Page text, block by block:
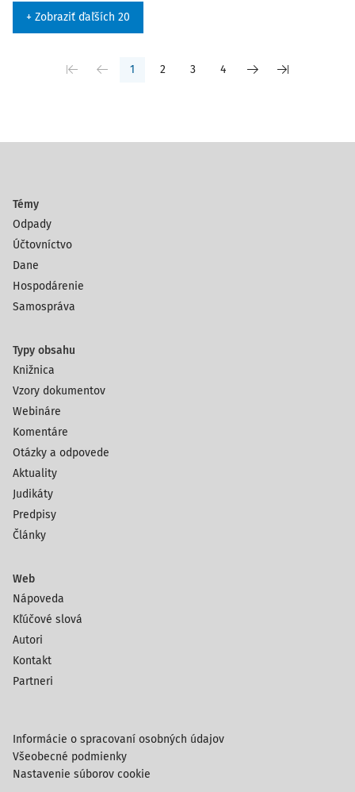
+ Zobraziť ďaľších 20
1 2 3 4
Témy
Odpady
Účtovníctvo
Dane
Hospodárenie
Samospráva
Typy obsahu
Knižnica
Vzory dokumentov
Webináre
Komentáre
Otázky a odpovede
Aktuality
Judikáty
Predpisy
Články
Web
Nápoveda
Kľúčové slová
Autori
Kontakt
Partneri
Informácie o spracovaní osobných údajov
Všeobecné podmienky
Nastavenie súborov cookie